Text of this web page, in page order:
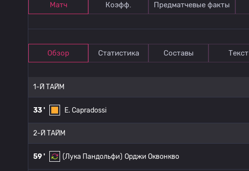
Матч Коэфф. Предматчевые факты
Обзор Статистика Составы Текст
1-Й ТАЙМ
33 ' E. Capradossi
2-Й ТАЙМ
59 ' (Лука Пандольфи) Орджи Оквонкво